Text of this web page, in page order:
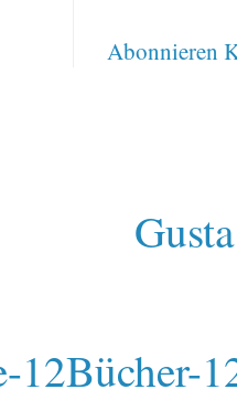
Abonnieren
12Bücher-